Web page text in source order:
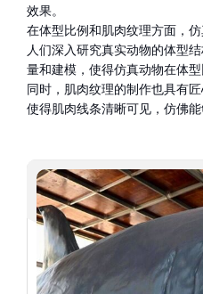
效果。
在体型比例和肌肉纹理方面，
人们深入研究真实动物的体型
量和建模，使得仿真动物在体
同时，肌肉纹理的制作也具有
使得肌肉线条清晰可见，仿佛